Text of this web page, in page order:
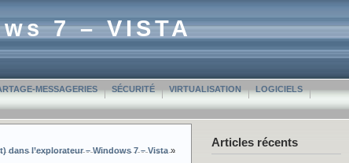
7 – VISTA
MESSAGERIES SÉCURITÉ VIRTUALISATION LOGICIELS
Articles récents
l’explorateur – Windows 7 – Vista»